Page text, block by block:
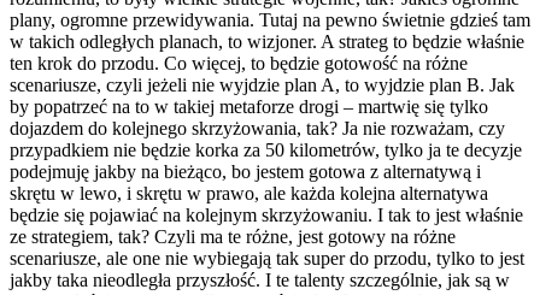
plany, ogromne przewidywania. Tutaj na pewno świetnie gdzieś tam
w takich odległych planach, to wizjoner. A strateg to będzie właśnie
ten krok do przodu. Co więcej, to będzie gotowość na różne
scenariusze, czyli jeżeli nie wyjdzie plan A, to wyjdzie plan B. Jak
by popatrzeć na to w takiej metaforze drogi – martwię się tylko
dojazdem do kolejnego skrzyżowania, tak? Ja nie rozważam, czy
przypadkiem nie będzie korka za 50 kilometrów, tylko ja te decyzje
podejmuję jakby na bieżąco, bo jestem gotowa z alternatywą i
skrętu w lewo, i skrętu w prawo, ale każda kolejna alternatywa
będzie się pojawiać na kolejnym skrzyżowaniu. I tak to jest właśnie
ze strategiem, tak? Czyli ma te różne, jest gotowy na różne
scenariusze, ale one nie wybiegają tak super do przodu, tylko to jest
jakby taka nieodległa przyszłość. I te talenty szczególnie, jak są w